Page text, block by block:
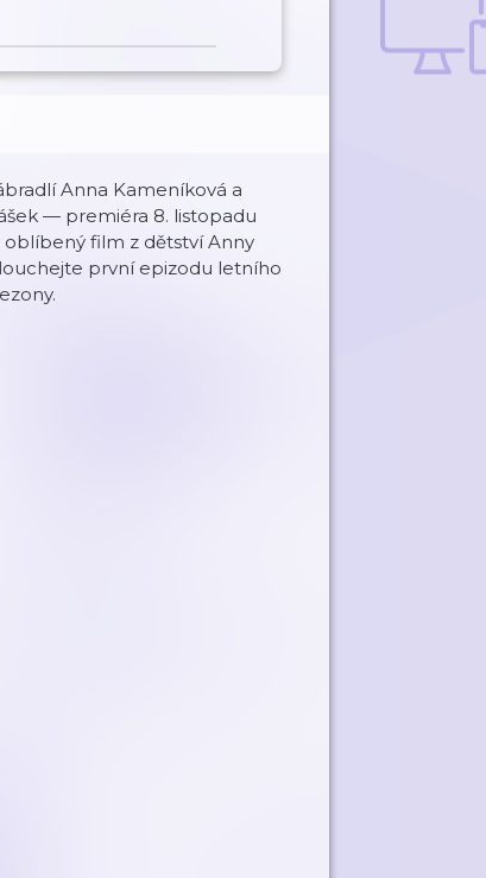
Anna Kameníková a
— premiéra 8. listopadu
film z dětství Anny
první epizodu letního